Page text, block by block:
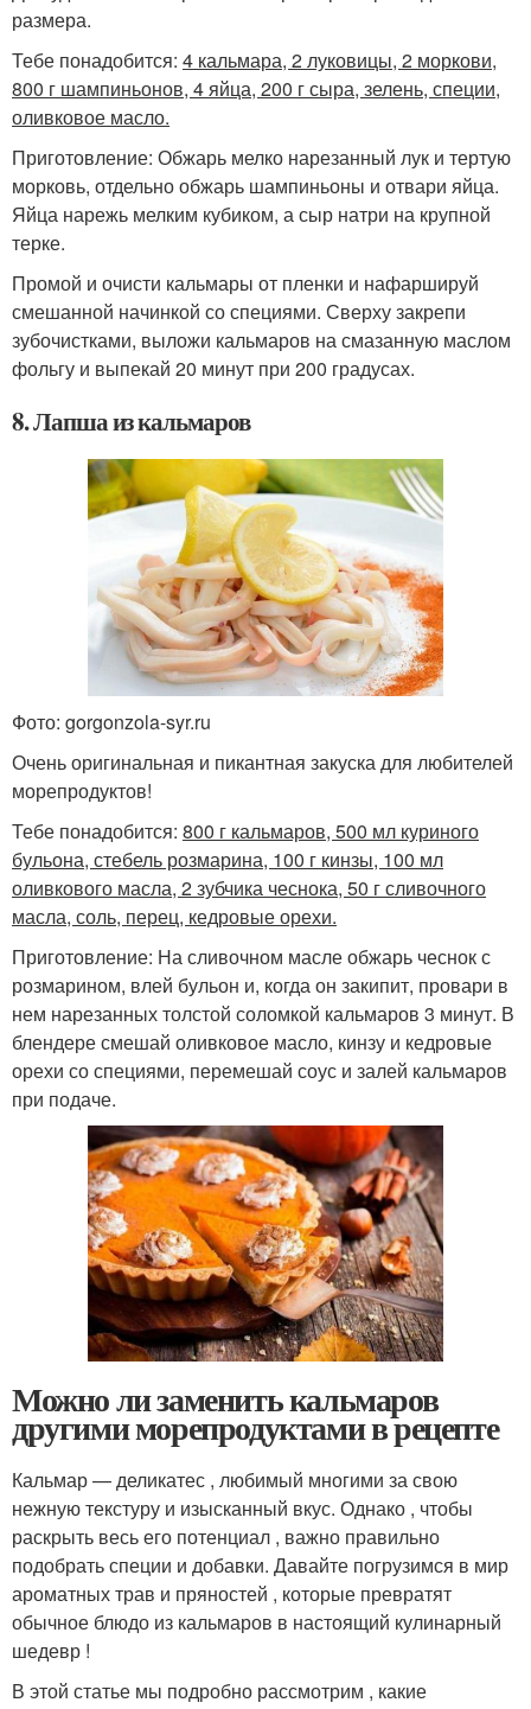
размера.
Тебе понадобится: 4 кальмара, 2 луковицы, 2 моркови,
800 г шампиньонов, 4 яйца, 200 г сыра, зелень, специи,
оливковое масло.
Приготовление: Обжарь мелко нарезанный лук и тертую
морковь, отдельно обжарь шампиньоны и отвари яйца.
Яйца нарежь мелким кубиком, а сыр натри на крупной
терке.
Промой и очисти кальмары от пленки и нафаршируй
смешанной начинкой со специями. Сверху закрепи
зубочистками, выложи кальмаров на смазанную маслом
фольгу и выпекай 20 минут при 200 градусах.
8. Лапша из кальмаров
Фото: gorgonzola-syr.ru
Очень оригинальная и пикантная закуска для любителей
морепродуктов!
Тебе понадобится: 800 г кальмаров, 500 мл куриного
бульона, стебель розмарина, 100 г кинзы, 100 мл
оливкового масла, 2 зубчика чеснока, 50 г сливочного
масла, соль, перец, кедровые орехи.
Приготовление: На сливочном масле обжарь чеснок с
розмарином, влей бульон и, когда он закипит, провари в
нем нарезанных толстой соломкой кальмаров 3 минут. В
блендере смешай оливковое масло, кинзу и кедровые
орехи со специями, перемешай соус и залей кальмаров
при подаче.
Можно ли заменить кальмаров
другими морепродуктами в рецепте
Кальмар — деликатес , любимый многими за свою
нежную текстуру и изысканный вкус. Однако , чтобы
раскрыть весь его потенциал , важно правильно
подобрать специи и добавки. Давайте погрузимся в мир
ароматных трав и пряностей , которые превратят
обычное блюдо из кальмаров в настоящий кулинарный
шедевр ! ‍
В этой статье мы подробно рассмотрим , какие